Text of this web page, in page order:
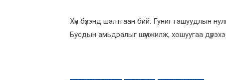
Хүн бүхэнд шалтгаан бий. Гуниг гашуудлын
Бусдын амьдралыг шүүмжилж, хошуугаа